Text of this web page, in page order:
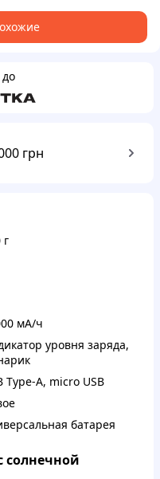
грн
г
мА/ч
уровня заряда,
Type-A, micro USB
батарея
солнечной